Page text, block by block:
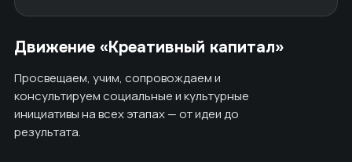
Движение «Креативный капитал»
Просвещаем, учим, сопровождаем и
консультируем социальные и культурные
инициативы на всех этапах — от идеи до
результата.